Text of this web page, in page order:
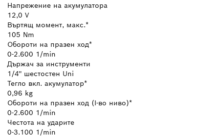
Напрежение на акумулатора
12,0 V
Въртящ момент, макс.*
105 Nm
Обороти на празен ход*
0-2.600 1/min
Държач за инструменти
1/4'' шестостен Uni
Тегло вкл. акумулатор*
0,96 kg
Обороти на празен ход (І-во ниво)*
0-2.600 1/min
Честота на ударите
0-3.100 1/min